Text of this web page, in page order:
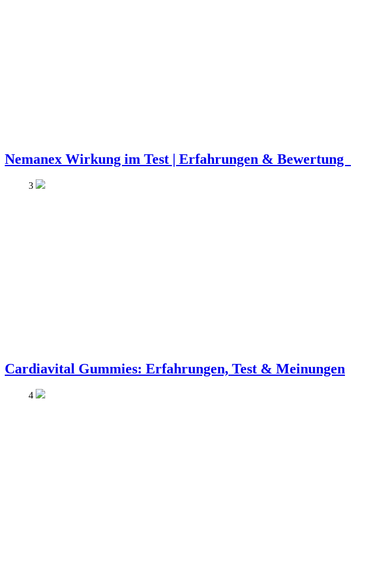
Nemanex Wirkung im Test | Erfahrungen & Bewertung
3
Cardiavital Gummies: Erfahrungen, Test & Meinungen
4